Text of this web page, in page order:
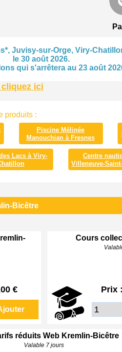
Juvisy-sur-Orge, Viry-
le 30 août 2026.
qui s'arrêtera au 23 août
ici
produits :
Piscine Mélinée
Manouchian à Fresnes
Lacs à Viry-
Centre
Villeneuve-
Bicêtre
€
Cours
Prix :
réduits Web Kremlin-Bicêtre
Valable 7 jours